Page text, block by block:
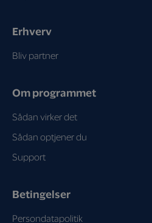
Erhverv
Bliv partner
Om programmet
Sådan virker det
Sådan optjener du
Support
Betingelser
Persondatapolitik